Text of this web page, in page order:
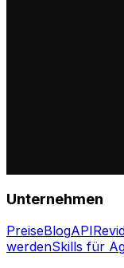
Unternehmen
PreiseBlogAPI
werdenSkills für